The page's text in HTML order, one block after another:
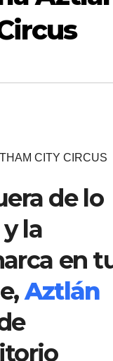
CITY CIRCUS
de lo
la
en
Aztlán